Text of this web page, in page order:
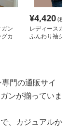
ン
カ
¥4,420(税
レディースカ
ふんわり袖シ
門の通販サイ
ンが揃っていま
、カジュアルか